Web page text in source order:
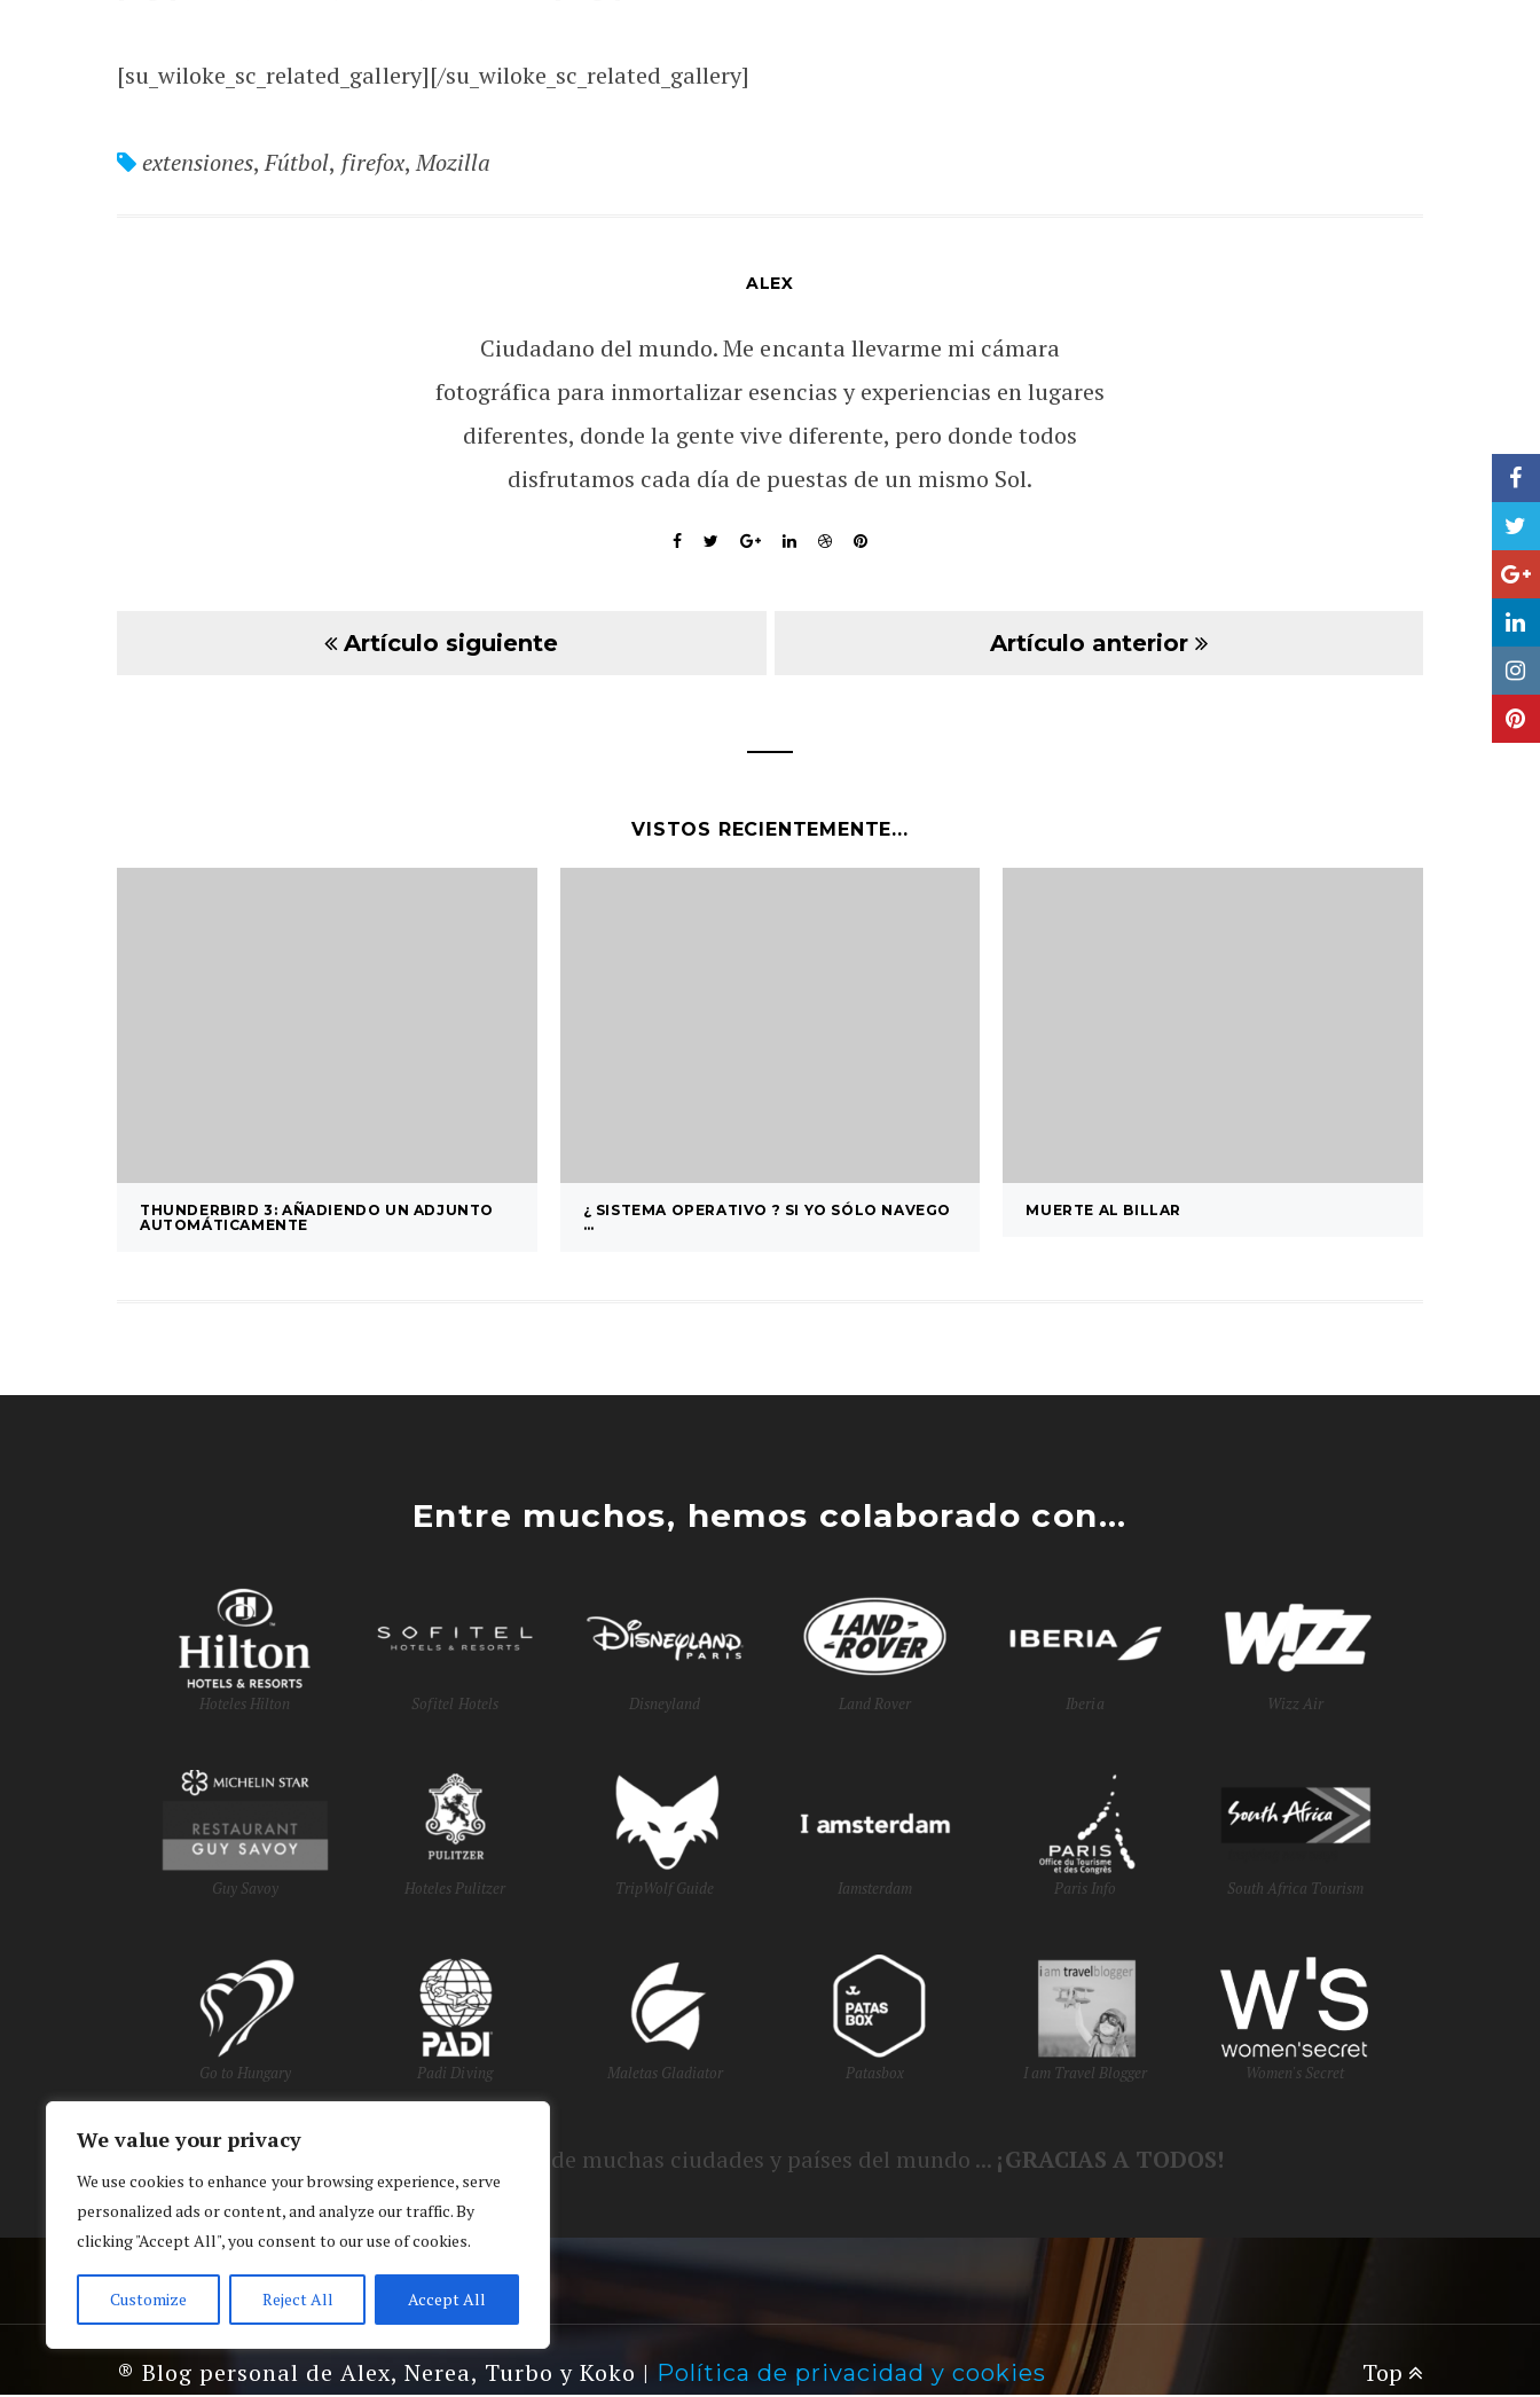
We value your privacy
We use cookies to enhance your browsing experience, serve
personalized ads or content, and analyze our traffic. By
clicking "Accept All", you consent to our use of cookies.
Customize Reject All Accept All
[su_wiloke_sc_related_gallery][/su_wiloke_sc_related_gallery]
extensiones,Fútbol, firefox,Mozilla
ALEX
Ciudadano del mundo. Me encanta llevarme mi cámara
fotográfica para inmortalizar esencias y experiencias en lugares
diferentes, donde la gente vive diferente, pero donde todos
disfrutamos cada día de puestas de un mismo Sol.
Artículo siguiente Artículo anterior
VISTOS RECIENTEMENTE...
THUNDERBIRD 3: AÑADIENDO UN ADJUNTO
AUTOMÁTICAMENTE
¿ SISTEMA OPERATIVO ? SI YO SÓLO NAVEGO
…
MUERTE AL BILLAR
Entre muchos, hemos colaborado con...
Hoteles Hilton Sofitel Hotels Disneyland Land Rover Iberia Wizz Air
Guy Savoy Hoteles Pulitzer TripWolf Guide Iamsterdam Paris Info South Africa Tourism
Go to Hungary Padi Diving Maletas Gladiator Patasbox I am Travel Blogger Women's Secret
y Oficinas de Turismo de muchas ciudades y países del mundo ... ¡GRACIAS A TODOS!
® Blog personal de Alex, Nerea, Turbo y Koko | Política de privacidad y cookies Top